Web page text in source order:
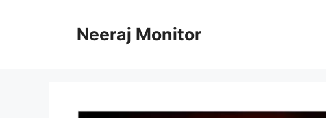
Neeraj Monitor